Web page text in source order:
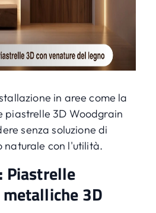
in aree come la
piastrelle 3D Woodgrain
senza soluzione di
naturale con l'utilità.
Piastrelle
3D